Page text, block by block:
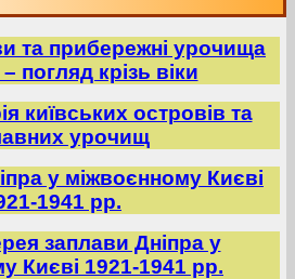
та прибережні урочища
– погляд крізь віки
київських островів та
урочищ
у міжвоєнному Києві
1941 рр.
заплави Дніпра у
Києві 1921-1941 рр.